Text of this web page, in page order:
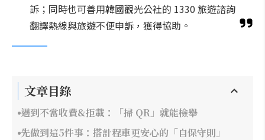
訴；同時也可善用韓國觀光公社的 1330 旅遊諮詢
翻譯熱線與旅遊不便申訴，獲得協助。
文章目錄
遇到不當收費&拒載：「掃 QR」就能檢舉
先做到這5件事：搭計程車更安心的「自保守則」